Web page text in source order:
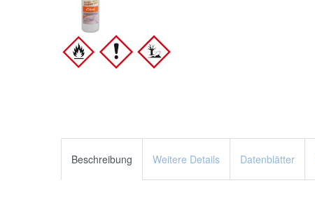
Beschreibung Weitere Details Datenblätter